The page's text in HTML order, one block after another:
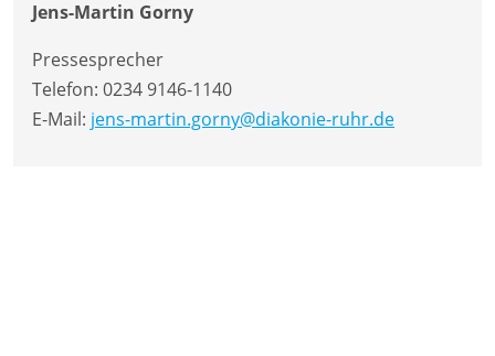
Jens-Martin Gorny
Pressesprecher
Telefon: 0234 9146-1140
E-Mail: jens-martin.gorny@diakonie-ruhr.de